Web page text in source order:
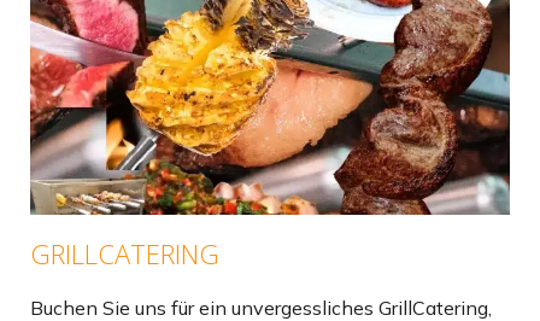
GRILLCATERING
Buchen Sie uns für ein unvergessliches GrillCatering,